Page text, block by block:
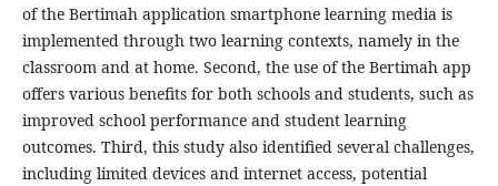
of the Bertimah application smartphone learning media is
implemented through two learning contexts, namely in the
classroom and at home. Second, the use of the Bertimah app
offers various benefits for both schools and students, such as
improved school performance and student learning
outcomes. Third, this study also identified several challenges,
including limited devices and internet access, potential